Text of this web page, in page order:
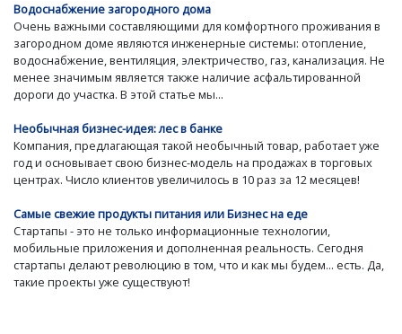
Водоснабжение загородного дома
Очень важными составляющими для комфортного проживания в
загородном доме являются инженерные системы: отопление,
водоснабжение, вентиляция, электричество, газ, канализация. Не
менее значимым является также наличие асфальтированной
дороги до участка. В этой статье мы...
Необычная бизнес-идея: лес в банке
Компания, предлагающая такой необычный товар, работает уже
год и основывает свою бизнес-модель на продажах в торговых
центрах. Число клиентов увеличилось в 10 раз за 12 месяцев!
Самые свежие продукты питания или Бизнес на еде
Стартапы - это не только информационные технологии,
мобильные приложения и дополненная реальность. Сегодня
стартапы делают революцию в том, что и как мы будем... есть. Да,
такие проекты уже существуют!